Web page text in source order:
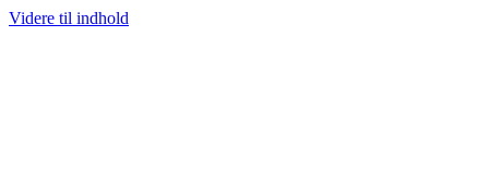
Videre til indhold